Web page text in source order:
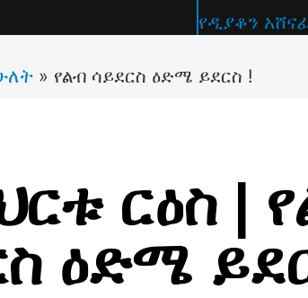
የዲያቆን
» የልብ ሳይደርስ ዕድሜ ይደርስ !
ርዕስ |
ዕድሜ